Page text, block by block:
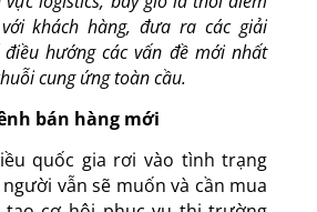
từ xa của họ. Nếu bạn đang kinh
logistics, bây giờ là thời điểm
khách hàng, đưa ra các giải
hướng các vấn đề mới nhất
cung ứng toàn cầu.
bán hàng mới
quốc gia rơi vào tình trạng